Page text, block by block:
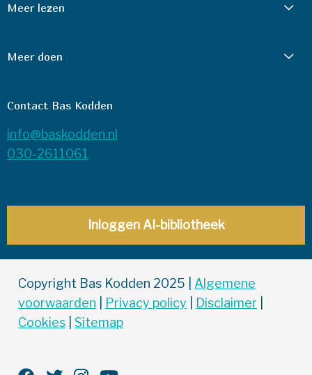
Meer lezen
Meer doen
Contact Bas Kodden
info@baskodden.nl
030-2611061
Inloggen AI-bibliotheek
Copyright Bas Kodden 2025 | Algemene
voorwaarden
Privacy policy Disclaimer
Cookies
Sitemap